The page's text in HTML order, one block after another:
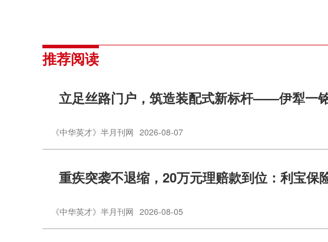
推荐阅读
立足丝路门户，筑造装配式新标杆——伊犁一
《中华英才》半月刊网 2026-08-07
重疾突袭不退缩，20万元理赔款到位：利宝保
《中华英才》半月刊网 2026-08-05